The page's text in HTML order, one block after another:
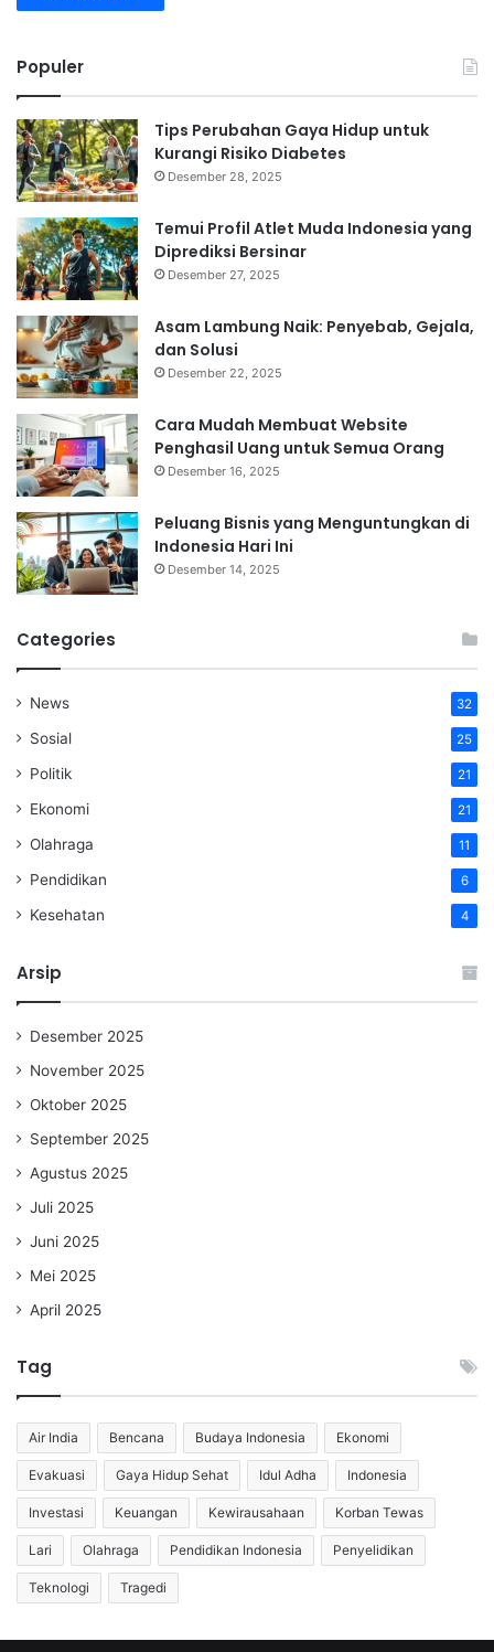
Populer
Tips Perubahan Gaya Hidup untuk
Kurangi Risiko Diabetes
Desember 28, 2025
Temui Profil Atlet Muda Indonesia yang
Diprediksi Bersinar
Desember 27, 2025
Asam Lambung Naik: Penyebab, Gejala,
dan Solusi
Desember 22, 2025
Cara Mudah Membuat Website
Penghasil Uang untuk Semua Orang
Desember 16, 2025
Peluang Bisnis yang Menguntungkan di
Indonesia Hari Ini
Desember 14, 2025
Categories
News 32
Sosial 25
Politik 21
Ekonomi 21
Olahraga 11
Pendidikan 6
Kesehatan 4
Arsip
Desember 2025
November 2025
Oktober 2025
September 2025
Agustus 2025
Juli 2025
Juni 2025
Mei 2025
April 2025
Tag
Air India Bencana Budaya Indonesia Ekonomi
Evakuasi Gaya Hidup Sehat Idul Adha Indonesia
Investasi Keuangan Kewirausahaan Korban Tewas
Lari Olahraga Pendidikan Indonesia Penyelidikan
Teknologi Tragedi